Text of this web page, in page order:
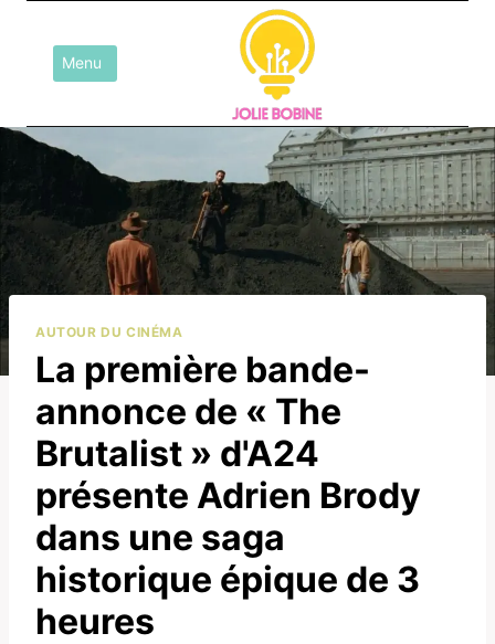
contenuMenu
AUTOUR DU CINÉMA
La première bande-
annonce de « The
Brutalist » d'A24
présente Adrien Brody
dans une saga
historique épique de 3
heures